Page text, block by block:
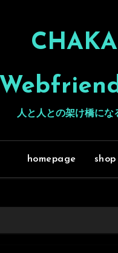
人と人との架け橋にな
homepage shop